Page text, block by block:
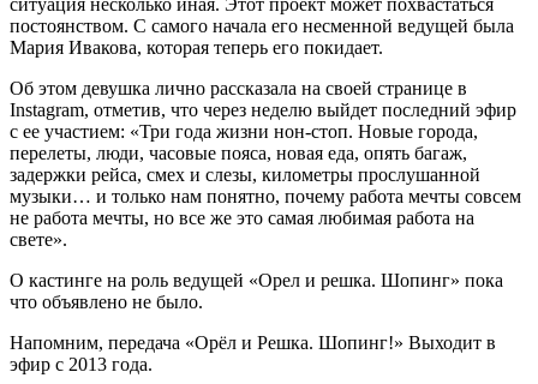
постоянством. С самого начала его несменной ведущей была
Мария Ивакова, которая теперь его покидает.
Об этом девушка лично рассказала на своей странице в
Instagram, отметив, что через неделю выйдет последний эфир
с ее участием: «Три года жизни нон-стоп. Новые города,
перелеты, люди, часовые пояса, новая еда, опять багаж,
задержки рейса, смех и слезы, километры прослушанной
музыки… и только нам понятно, почему работа мечты совсем
не работа мечты, но все же это самая любимая работа на
свете».
О кастинге на роль ведущей «Орел и решка. Шопинг» пока
что объявлено не было.
Напомним, передача «Орёл и Решка. Шопинг!» Выходит в
эфир с 2013 года.